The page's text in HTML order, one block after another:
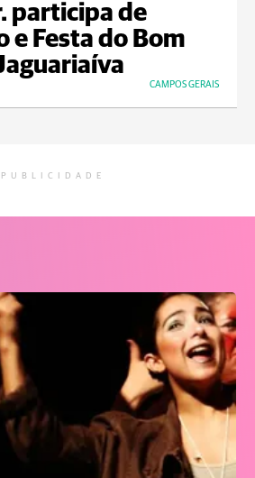
participa de
e Festa do Bom
CAMPOS GERAIS
PUBLICIDADE